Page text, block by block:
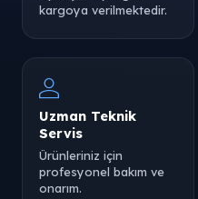
kargoya verilmektedir.
Uzman Teknik
Servis
Ürünleriniz için
profesyonel bakım ve
onarım.